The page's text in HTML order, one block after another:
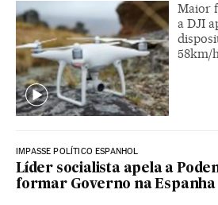
Maior
a DJI
58km/
IMPASSE POLÍTICO ESPANHOL
Líder socialista apela a
formar Governo na Espanha